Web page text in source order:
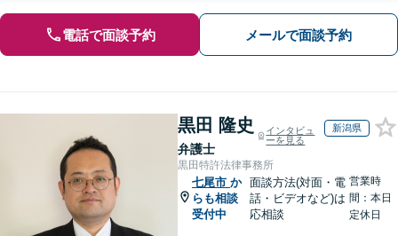
電話で面談予約 メールで面談予約
黒田 隆史
弁護士
インタビュ
ーを見る
新潟県
黒田特許法律事務所
七尾市 か
らも相談
受付中
面談方法(対面・電
話・ビデオなど)は
応相談
営業時
間：本日
定休日